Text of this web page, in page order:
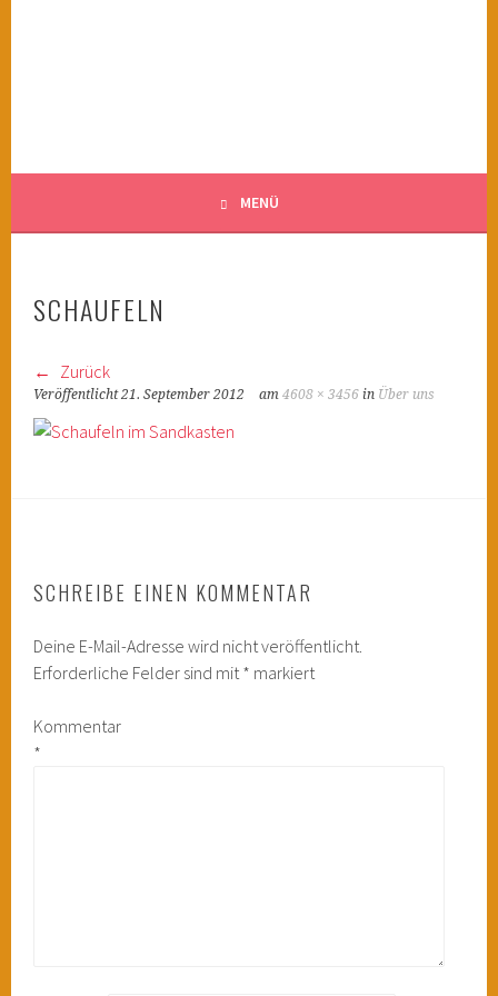
MENÜ
SCHAUFELN
Zurück
Veröffentlicht21. September 2012 am4608 × 3456 in Über uns
SCHREIBE EINEN KOMMENTAR
Deine E-Mail-Adresse wird nicht veröffentlicht.
Erforderliche Felder sind mit * markiert
Kommentar
*